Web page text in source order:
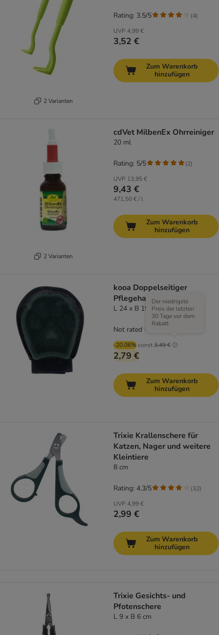
2 Varianten
UVP 4,99 €
3,52 €
Rating: 3.5/5 (4)
Zum Warenkorb
hinzufügen
2 Varianten
cdVet MilbenEx Ohrreiniger
20 ml
UVP 13,95 €
9,43 €
471,50 € / l
Rating: 5/5 (2)
Zum Warenkorb
hinzufügen
kooa Doppelseitiger
Pflegehandschuh
L 24 x B 19 cm
-20.06% sonst3,49 €
Der niedrigste
Preis der letzten
30 Tage vor dem
Rabatt
2,79 €
Not rated
Zum Warenkorb
hinzufügen
Trixie Krallenschere für
Katzen, Nager und weitere
Kleintiere
8 cm
UVP 4,99 €
2,99 €
Rating: 4.3/5 (32)
Zum Warenkorb
hinzufügen
Trixie Gesichts- und
Pfotenschere
L 9 x B 6 cm